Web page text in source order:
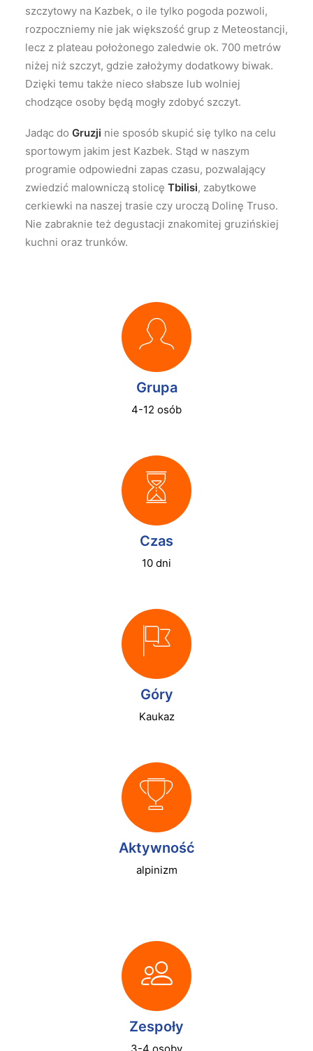
szczytowy na Kazbek, o ile tylko pogoda pozwoli,
rozpoczniemy nie jak większość grup z Meteostancji,
lecz z plateau położonego zaledwie ok. 700 metrów
niżej niż szczyt, gdzie założymy dodatkowy biwak.
Dzięki temu także nieco słabsze lub wolniej
chodzące osoby będą mogły zdobyć szczyt.
Jadąc do Gruzji nie sposób skupić się tylko na celu
sportowym jakim jest Kazbek. Stąd w naszym
programie odpowiedni zapas czasu, pozwalający
zwiedzić malowniczą stolicę Tbilisi, zabytkowe
cerkiewki na naszej trasie czy uroczą Dolinę Truso.
Nie zabraknie też degustacji znakomitej gruzińskiej
kuchni oraz trunków.
Grupa
4-12 osób
Czas
10 dni
Góry
Kaukaz
Aktywność
alpinizm
Zespoły